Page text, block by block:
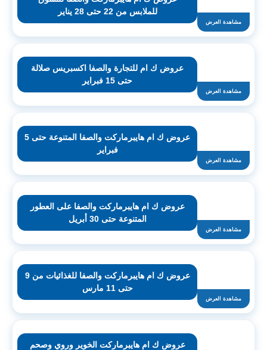
مشاهدة العرض
للملابس من 22 حتى 28 يناير
مشاهدة العرض
عروض ك ام للتجارة والصفا اكسبريس صلالة
حتى 15 فبراير
مشاهدة العرض
عروض ك ام هايبرماركت والصفا المتنوعة حتى 5
فبراير
مشاهدة العرض
عروض ك ام هايبرماركت والصفا على العطور
المتنوعة حتى 30 أبريل
مشاهدة العرض
عروض ك ام هايبرماركت والصفا للغذائيات من 9
حتى 11 مارس
عروض ك ام هايبرماركت الخوير وروي وصحم